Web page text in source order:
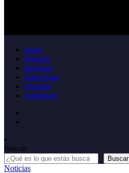
Inicio
Noticias
Informes
Entrevistas
Opinión
Anúnciate
Buscar
Buscar
Noticias